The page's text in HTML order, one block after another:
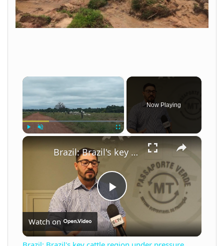
×
Fullscreen
Now Playing
×
P
l
Brazil: Brazil's key cattle region under pressure amid Middle East tension.
Watch on